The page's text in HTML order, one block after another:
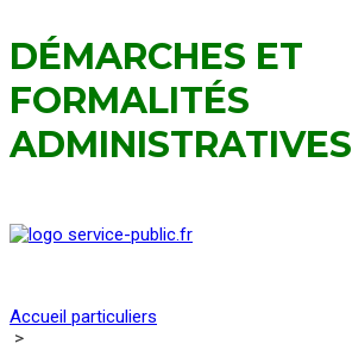
DÉMARCHES ET
FORMALITÉS
ADMINISTRATIVES
Accueil particuliers
>